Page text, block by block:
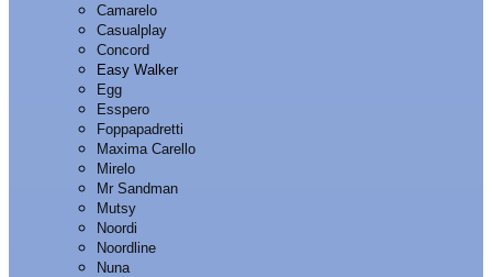
Camarelo
Casualplay
Concord
Easy Walker
Egg
Esspero
Foppapadretti
Maxima Carello
Mirelo
Mr Sandman
Mutsy
Noordi
Noordline
Nuna